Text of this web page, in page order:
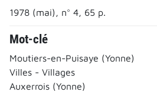
1978 (mai), n° 4, 65 p.
Mot-clé
Moutiers-en-Puisaye (Yonne)
Villes - Villages
Auxerrois (Yonne)